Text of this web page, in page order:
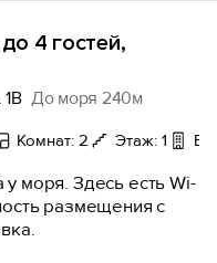
4 гостей,
До моря 240м
Комнат: 2 Этаж: 1
моря. Здесь есть Wi-
размещения с